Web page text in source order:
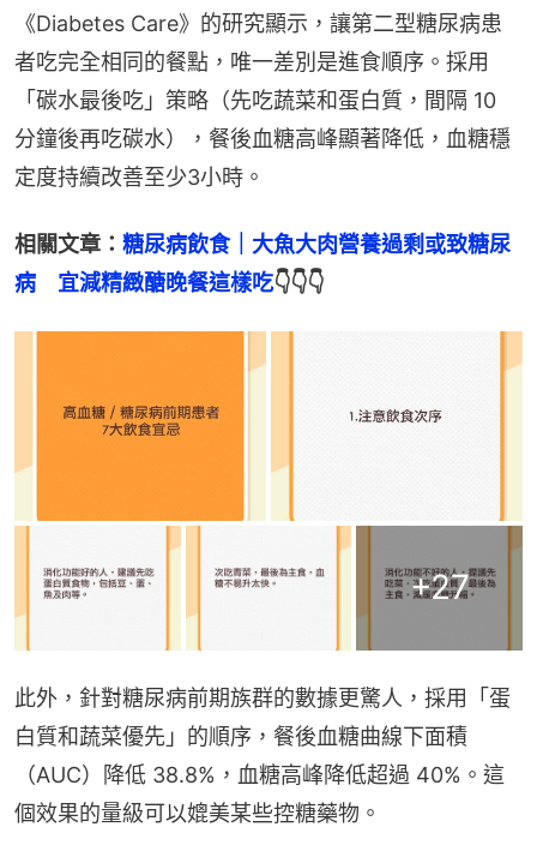
《Diabetes Care》的研究顯示，讓第二型糖尿病患
者吃完全相同的餐點，唯一差別是進食順序。採用
「碳水最後吃」策略（先吃蔬菜和蛋白質，間隔 10
分鐘後再吃碳水），餐後血糖高峰顯著降低，血糖穩
定度持續改善至少3小時。
相關文章： 糖尿病飲食｜大魚大肉營養過剩或致糖尿
病　宜減精緻醣晚餐這樣吃👇👇👇
+27
此外，針對糖尿病前期族群的數據更驚人，採用「蛋
白質和蔬菜優先」的順序，餐後血糖曲線下面積
（AUC）降低 38.8%，血糖高峰降低超過 40%。這
個效果的量級可以媲美某些控糖藥物。